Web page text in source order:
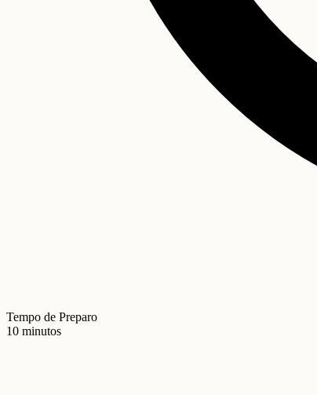
Tempo de Preparo
10 minutos